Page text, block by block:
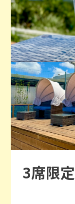
3席限定